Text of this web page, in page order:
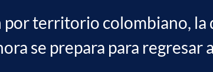
territorio colombiano, la
se prepara para